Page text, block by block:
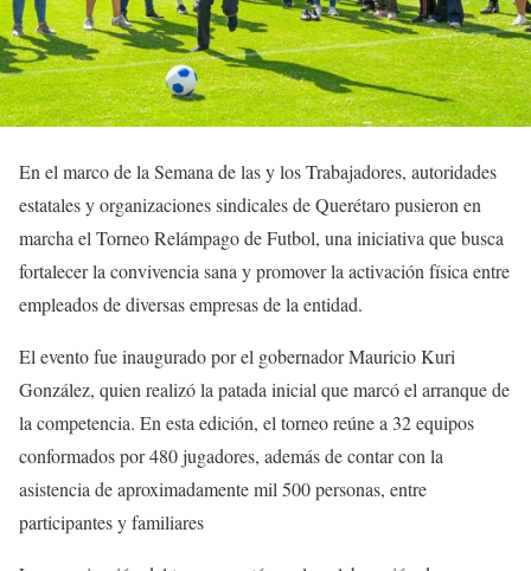
En el marco de la Semana de las y los Trabajadores, autoridades
estatales y organizaciones sindicales de Querétaro pusieron en
marcha el Torneo Relámpago de Futbol, una iniciativa que busca
fortalecer la convivencia sana y promover la activación física entre
empleados de diversas empresas de la entidad.
El evento fue inaugurado por el gobernador Mauricio Kuri
González, quien realizó la patada inicial que marcó el arranque de
la competencia. En esta edición, el torneo reúne a 32 equipos
conformados por 480 jugadores, además de contar con la
asistencia de aproximadamente mil 500 personas, entre
participantes y familiares